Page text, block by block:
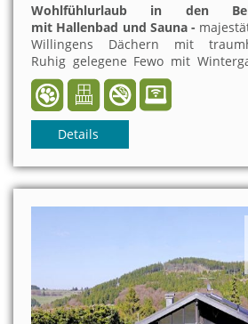
Wohlfühlurlaub in den
mit Hallenbad und Sauna -
Willingens Dächern mit
Ruhig gelegene Fewo mit
und dennoch
angeschlossenen
Kuranwendungen, Physiotherapie
mittelgroßer Hund ist willkommen!
Details